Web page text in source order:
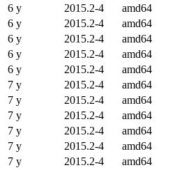
6 y
2015.2-4 amd64
6 y
2015.2-4 amd64
6 y
2015.2-4 amd64
6 y
2015.2-4 amd64
6 y
2015.2-4 amd64
7 y
2015.2-4 amd64
7 y
2015.2-4 amd64
7 y
2015.2-4 amd64
7 y
2015.2-4 amd64
7 y
2015.2-4 amd64
7 y
2015.2-4 amd64